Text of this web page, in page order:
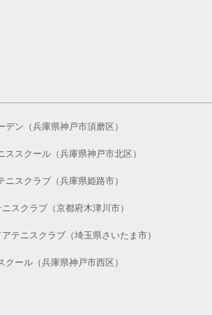
デン（兵庫県神戸市須磨区）
ススクール（兵庫県神戸市北区）
ニスクラブ（兵庫県姫路市）
スクラブ（京都府木津川市）
テニスクラブ（埼玉県さいたま市）
クール（兵庫県神戸市西区）